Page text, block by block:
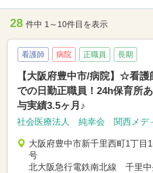
28 件中 1～10件目を表示
看護師 病院 正職員 長期
【大阪府豊中市/病院】☆看
での日勤正職員！24h保育所
与実績3.5ヶ月♪
社会医療法人 純幸会 関西メデ
大阪府豊中市新千里西町1丁目
号
北大阪急行電鉄南北線 千里